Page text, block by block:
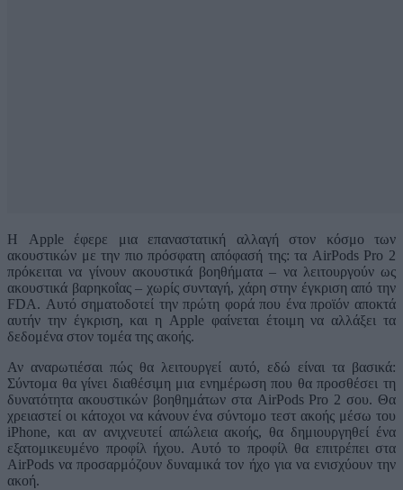
Η Apple έφερε μια επαναστατική αλλαγή στον κόσμο των
ακουστικών με την πιο πρόσφατη απόφασή της: τα AirPods Pro 2
πρόκειται να γίνουν ακουστικά βοηθήματα – να λειτουργούν ως
ακουστικά βαρηκοΐας – χωρίς συνταγή, χάρη στην έγκριση από την
FDA. Αυτό σηματοδοτεί την πρώτη φορά που ένα προϊόν αποκτά
αυτήν την έγκριση, και η Apple φαίνεται έτοιμη να αλλάξει τα
δεδομένα στον τομέα της ακοής.
Αν αναρωτιέσαι πώς θα λειτουργεί αυτό, εδώ είναι τα βασικά:
Σύντομα θα γίνει διαθέσιμη μια ενημέρωση που θα προσθέσει τη
δυνατότητα ακουστικών βοηθημάτων στα AirPods Pro 2 σου. Θα
χρειαστεί οι κάτοχοι να κάνουν ένα σύντομο τεστ ακοής μέσω του
iPhone, και αν ανιχνευτεί απώλεια ακοής, θα δημιουργηθεί ένα
εξατομικευμένο προφίλ ήχου. Αυτό το προφίλ θα επιτρέπει στα
AirPods να προσαρμόζουν δυναμικά τον ήχο για να ενισχύουν την
ακοή.